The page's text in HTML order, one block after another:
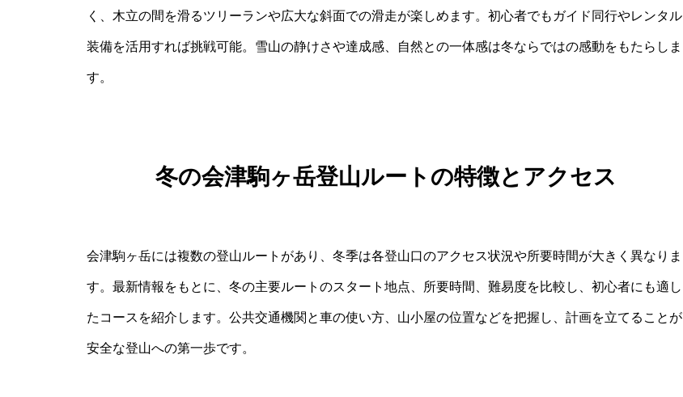
く、木立の間を滑るツリーランや広大な斜面での滑走が楽しめます。初心者でもガイド同行やレンタル
装備を活用すれば挑戦可能。雪山の静けさや達成感、自然との一体感は冬ならではの感動をもたらしま
す。
冬の会津駒ヶ岳登山ルートの特徴とアクセス
会津駒ヶ岳には複数の登山ルートがあり、冬季は各登山口のアクセス状況や所要時間が大きく異なりま
す。最新情報をもとに、冬の主要ルートのスタート地点、所要時間、難易度を比較し、初心者にも適し
たコースを紹介します。公共交通機関と車の使い方、山小屋の位置などを把握し、計画を立てることが
安全な登山への第一歩です。